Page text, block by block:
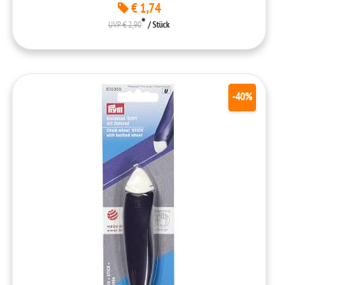
€ 1,74
UVP € 2,90* / Stück
-40%